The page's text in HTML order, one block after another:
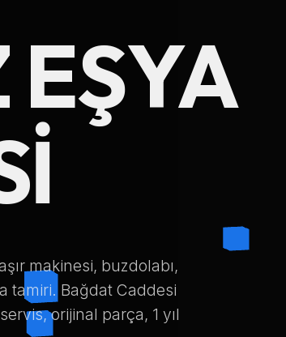
makinesi, buzdolabı,
tamiri. Bağdat Caddesi
orijinal parça, 1 yıl
Telefon Numarası
Hizmet Türü
Servis Çağır
Verileriniz KVKK kapsamında korunmaktadır.